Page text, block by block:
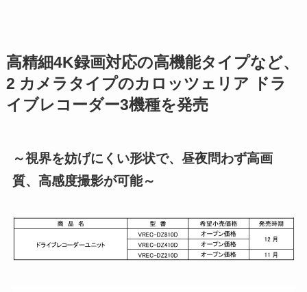
高精細4K録画対応の高機能タイプなど、
2 カメラタイプのカロッツェリア ドラ
イブレコーダー3機種を発売
～視界を妨げにくい形状で、昼夜問わず高画
質、高感度撮影が可能～